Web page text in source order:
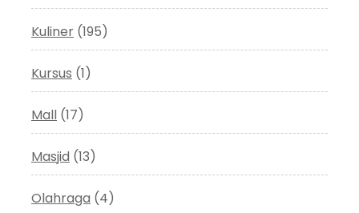
Kuliner (195)
Kursus (1)
Mall (17)
Masjid (13)
Olahraga (4)